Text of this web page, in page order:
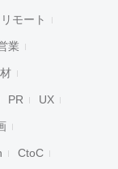
リモート
業
PR UX
CtoC